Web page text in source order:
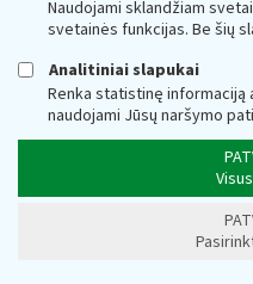
pakeitimo
Web turinio sąrašas
Dažniausiai užduodamus
Informuojame, kad 2022
Lietuvos Respublikos
įstatymo Nr. IX-751...
VMI skelbia
Naudojami sklandžiam
svetainės funkcijas. Be šių
Analitiniai slapukai
Renka statistinę informaciją
naudojami Jūsų naršymo